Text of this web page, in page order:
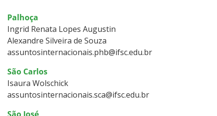
Palhoça
Ingrid Renata Lopes Augustin
Alexandre Silveira de Souza
assuntosinternacionais.phb@ifsc.edu.br
São Carlos
Isaura Wolschick
assuntosinternacionais.sca@ifsc.edu.br